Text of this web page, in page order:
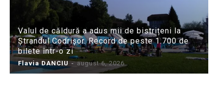
Valul de căldură a adus mii de bistrițeni la
Ștrandul Codrișor. Record de peste 1.700 de
bilete într-o zi
Flavia DANCIU - august 6, 2026